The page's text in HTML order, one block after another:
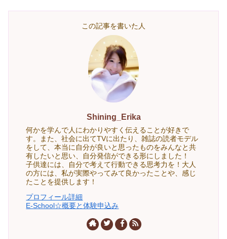
この記事を書いた人
Shining_Erika
何かを学んで人にわかりやすく伝えることが好きで
す。また、社会に出てTVに出たり、雑誌の読者モデル
をして、本当に自分が良いと思ったものをみんなと共
有したいと思い、自分発信ができる形にしました！
子供達には、自分で考えて行動できる思考力を！大人
の方には、私が実際やってみて良かったことや、感じ
たことを提供します！
プロフィール詳細
E-School☆概要と体験申込み